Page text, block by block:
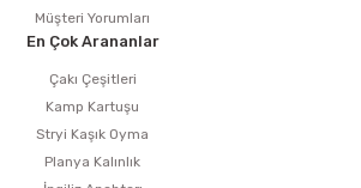
Müşteri Yorumları
En Çok Arananlar
Çakı Çeşitleri
Kamp Kartuşu
Stryi Kaşık Oyma
Planya Kalınlık